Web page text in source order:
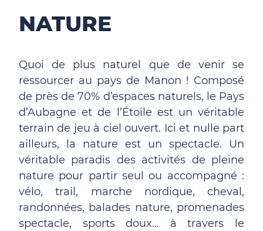
NATURE
Quoi de plus naturel que de venir se
ressourcer au pays de Manon ! Composé
de près de 70% d’espaces naturels, le Pays
d’Aubagne et de l’Étoile est un véritable
terrain de jeu à ciel ouvert. Ici et nulle part
ailleurs, la nature est un spectacle. Un
véritable paradis des activités de pleine
nature pour partir seul ou accompagné :
vélo, trail, marche nordique, cheval,
randonnées, balades nature, promenades
spectacle, sports doux… à travers le